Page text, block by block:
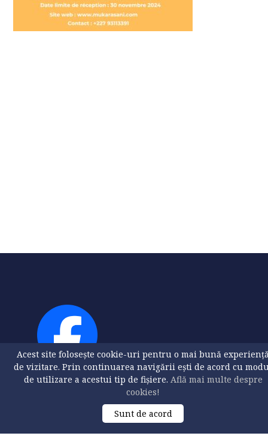
Acest site folosește cookie-uri pentru o mai bună
de vizitare. Prin continuarea navigării ești de acord cu
de utilizare a acestui tip de fișiere. Află mai multe despre
cookies!
Sunt de acord